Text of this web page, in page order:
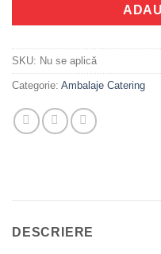
SKU: Nu se aplică
Categorie: Ambalaje Catering
DESCRIERE